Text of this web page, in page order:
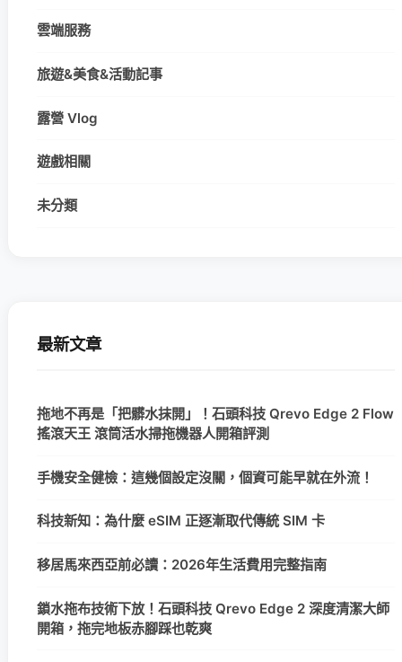
雲端服務
旅遊&美食&活動記事
露營 Vlog
遊戲相關
未分類
最新文章
拖地不再是「把髒水抹開」！石頭科技 Qrevo Edge 2 Flow
搖滾天王 滾筒活水掃拖機器人開箱評測
手機安全健檢：這幾個設定沒關，個資可能早就在外流！
科技新知：為什麼 eSIM 正逐漸取代傳統 SIM 卡
移居馬來西亞前必讀：2026年生活費用完整指南
鎖水拖布技術下放！石頭科技 Qrevo Edge 2 深度清潔大師
開箱，拖完地板赤腳踩也乾爽